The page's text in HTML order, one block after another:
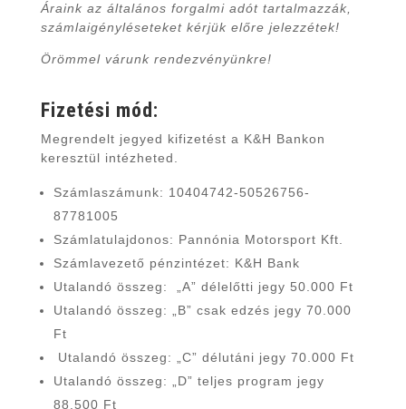
Áraink az általános forgalmi adót tartalmazzák,
számlaigényléseteket kérjük előre jelezzétek!
Örömmel várunk rendezvényünkre!
Fizetési mód:
Megrendelt jegyed kifizetést a K&H Bankon
keresztül intézheted.
Számlaszámunk: 10404742-50526756-
87781005
Számlatulajdonos: Pannónia Motorsport Kft.
Számlavezető pénzintézet: K&H Bank
Utalandó összeg: „A” délelőtti jegy 50.000 Ft
Utalandó összeg: „B” csak edzés jegy 70.000
Ft
Utalandó összeg: „C” délutáni jegy 70.000 Ft
Utalandó összeg: „D” teljes program jegy
88.500 Ft